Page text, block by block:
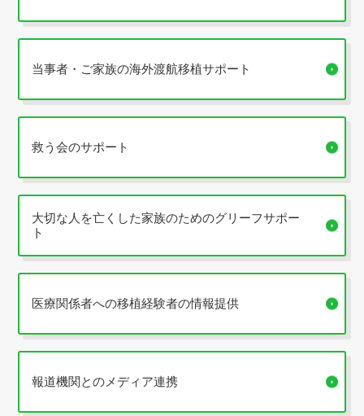
当事者・ご家族の海外渡航移植サポート
救う会のサポート
大切な人を亡くした家族のためのグリーフサポー
ト
医療関係者への移植経験者の情報提供
報道機関とのメディア連携